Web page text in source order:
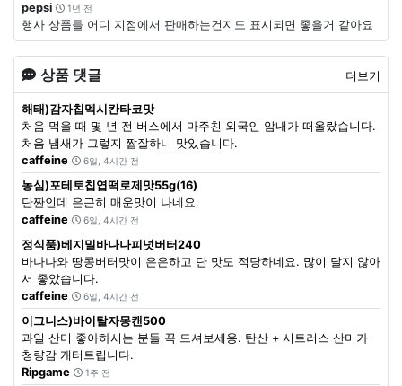
pepsi
1년 전
행사 상품들 어디 지점에서 판매하는건지도 표시되면 좋을거 같아요
상품 댓글 더보기
해태)감자칩멕시칸타코맛
처음 먹을 때 몇 년 전 버스에서 마주친 외국인 암내가 떠올랐습니다.
처음 냄새가 그렇지 짭잘하니 맛있습니다.
caffeine
6일, 4시간 전
농심)포테토칩엽떡로제맛55g(16)
단짠인데 은근히 매운맛이 나네요.
caffeine
6일, 4시간 전
정식품)베지밀바나나피넛버터240
바나나와 땅콩버터맛이 은은하고 단 맛도 적당하네요. 많이 달지 않아
서 좋았습니다.
caffeine
6일, 4시간 전
이그니스)바이탈자몽캔500
과일 산미 좋아하시는 분들 꼭 드셔보세용. 탄산 + 시트러스 산미가
청량감 개터트립니다.
Ripgame
1주 전